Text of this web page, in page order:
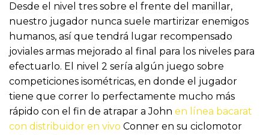
Desde el nivel tres sobre el frente del manillar,
nuestro jugador nunca suele martirizar enemigos
humanos, así que tendrá lugar recompensado
joviales armas mejorado al final para los niveles para
efectuarlo. El nivel 2 serí­a algún juego sobre
competiciones isométricas, en donde el jugador
tiene que correr lo perfectamente mucho más
rápido con el fin de atrapar a John en línea bacarat
con distribuidor en vivo Conner en su ciclomotor